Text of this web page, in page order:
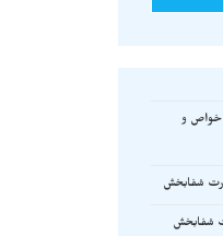
خواص و
شفابخش
شفابخش